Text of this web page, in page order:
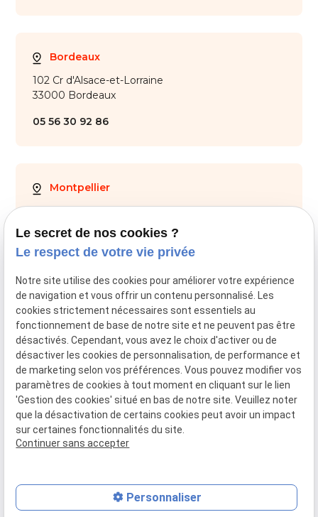
Bordeaux
102 Cr d'Alsace-et-Lorraine
33000 Bordeaux
05 56 30 92 86
Montpellier
28 Av. de Maurin
34000 Montpellier
04 67 59 70 05
SIRET :44034651800028
Mentions légales
RGPD
Politique de confidentialité
Gestion des cookies
Le secret de nos cookies ?
Le respect de votre vie privée
Notre site utilise des cookies pour améliorer votre expérience
de navigation et vous offrir un contenu personnalisé. Les
cookies strictement nécessaires sont essentiels au
fonctionnement de base de notre site et ne peuvent pas être
désactivés. Cependant, vous avez le choix d'activer ou de
désactiver les cookies de personnalisation, de performance et
de marketing selon vos préférences. Vous pouvez modifier vos
paramètres de cookies à tout moment en cliquant sur le lien
'Gestion des cookies' situé en bas de notre site. Veuillez noter
que la désactivation de certains cookies peut avoir un impact
sur certaines fonctionnalités du site.
Continuer sans accepter
Personnaliser